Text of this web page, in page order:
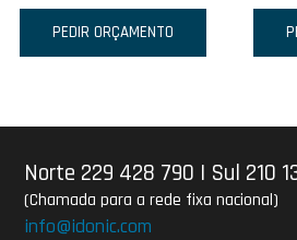
PEDIR ORÇAMENTO
Norte 229 428 790 | Sul 210
(Chamada para a rede fixa nacional)
info@idonic.com